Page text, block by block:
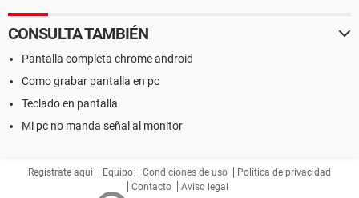
CONSULTA TAMBIÉN
Pantalla completa chrome android
Como grabar pantalla en pc
Teclado en pantalla
Mi pc no manda señal al monitor
Regístrate aquí Equipo Condiciones de uso
Política de privacidad
Contacto
Aviso legal